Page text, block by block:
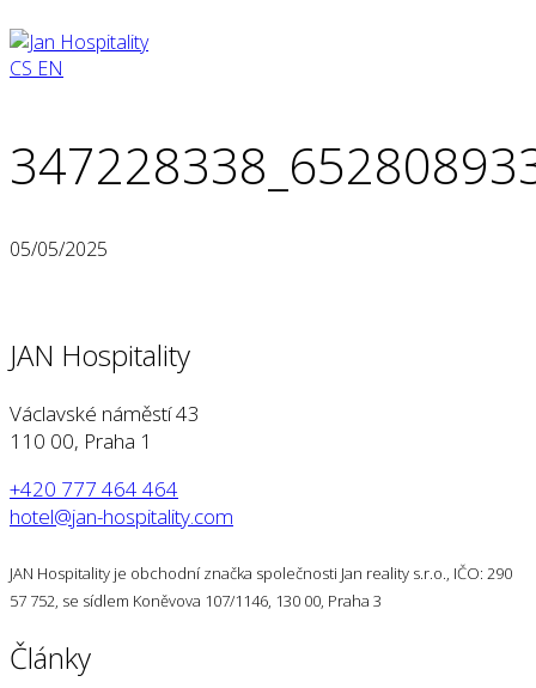
CS EN
05/05/2025
JAN Hospitality
Václavské náměstí 43
110 00, Praha 1
+420 777 464 464
hotel@jan-hospitality.com
JAN Hospitality je obchodní značka společnosti Jan reality s.r.o., IČO: 290
57 752, se sídlem Koněvova 107/1146, 130 00, Praha 3
Články